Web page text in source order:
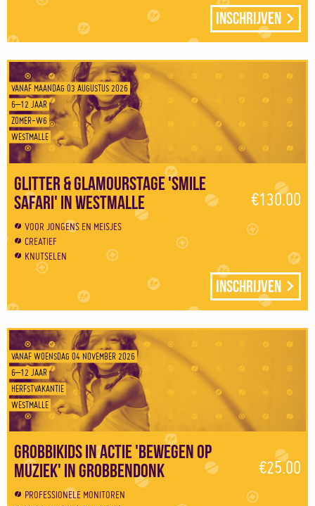
Inschrijven
VANAF MAANDAG 03 AUGUSTUS 2026
6–12 JAAR
ZOMER-W6
WESTMALLE
Glitter & Glamourstage 'Smile
safari' in Westmalle
€130.00
VOOR JONGENS EN MEISJES
CREATIEF
KNUTSELEN
Inschrijven
VANAF WOENSDAG 04 NOVEMBER 2026
6–12 JAAR
HERFSTVAKANTIE
WESTMALLE
Grobbikids in actie 'Bewegen op
muziek' in Grobbendonk
€25.00
PROFESSIONELE MONITOREN